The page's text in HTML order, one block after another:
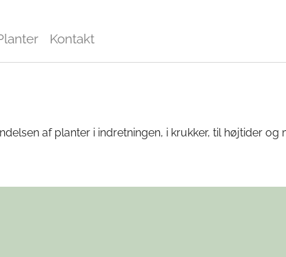
Kontakt
af planter i indretningen, i krukker, til højtider og